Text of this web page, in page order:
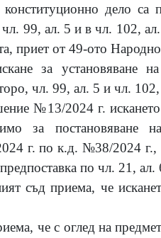
дело
99, ал. 5 и в чл. 102,
приет от 49-ото
за установяване на
чл. 99, ал. 5 и чл.
№13/2024 г. искането
за
г. по к.д. №38/2024
по чл. 21,
съд приема, че
че с оглед на